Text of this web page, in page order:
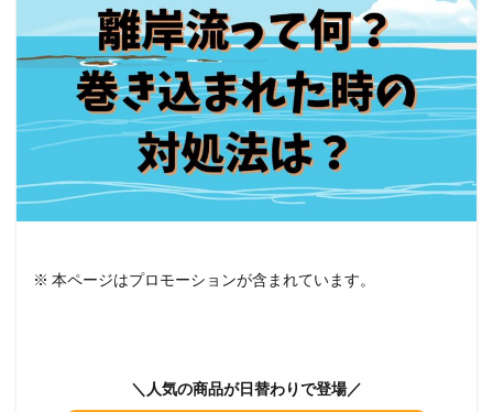
※ 本ページはプロモーションが含まれています。
＼人気の商品が日替わりで登場／